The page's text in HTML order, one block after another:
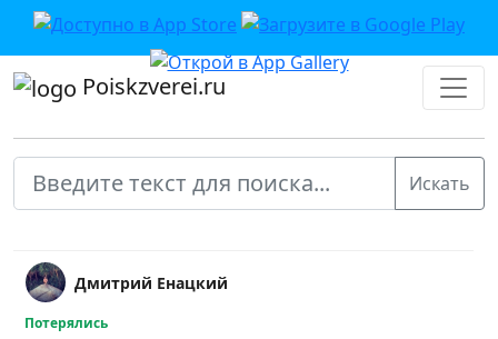
Poiskzverei.ru
Дмитрий Енацкий
Потерялись